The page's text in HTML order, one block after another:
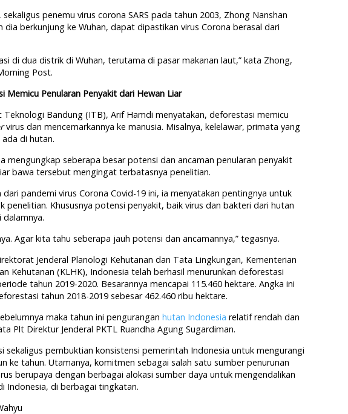
sekaligus penemu virus corona SARS pada tahun 2003, Zhong Nanshan
dia berkunjung ke Wuhan, dapat dipastikan virus Corona berasal dari
di dua distrik di Wuhan, terutama di pasar makanan laut,” kata Zhong,
Post.
Memicu Penularan Penyakit dari Hewan Liar
Bandung (ITB), Arif Hamdi menyatakan, deforestasi memicu
virus dan mencemarkannya ke manusia. Misalnya, kelelawar, primata yang
di hutan.
mengungkap seberapa besar potensi dan ancaman penularan penyakit
bawa tersebut mengingat terbatasnya penelitian.
pandemi virus Corona Covid-19 ini, ia menyatakan pentingnya untuk
penelitian. Khususnya potensi penyakit, baik virus dan bakteri dari hutan
dalamnya.
Agar kita tahu seberapa jauh potensi dan ancamannya,” tegasnya.
Jenderal Planologi Kehutanan dan Tata Lingkungan, Kementerian
Kehutanan (KLHK), Indonesia telah berhasil menurunkan deforestasi
tahun 2019-2020. Besarannya mencapai 115.460 hektare. Angka ini
tahun 2018-2019 sebesar 462.460 ribu hektare.
maka tahun ini pengurangan hutan Indonesia relatif rendah dan
Plt Direktur Jenderal PKTL Ruandha Agung Sugardiman.
sekaligus pembuktian konsistensi pemerintah Indonesia untuk mengurangi
ke tahun. Utamanya, komitmen sebagai salah satu sumber penurunan
berupaya dengan berbagai alokasi sumber daya untuk mengendalikan
Indonesia, di berbagai tingkatan.